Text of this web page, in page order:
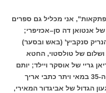
אני מכליל גם ספרים
אנטואן דה סן–אכזיפרי;
סנקביץ' (באש ובסער)
של טולסטוי, החטא
גריי של אוסקר ויילד; יותם
הקסם ויתר כתבי יאנוש קורצ'אק; ה-35 במאי ויתר כתבי אריך
הגדול של אביגדור המאירי,